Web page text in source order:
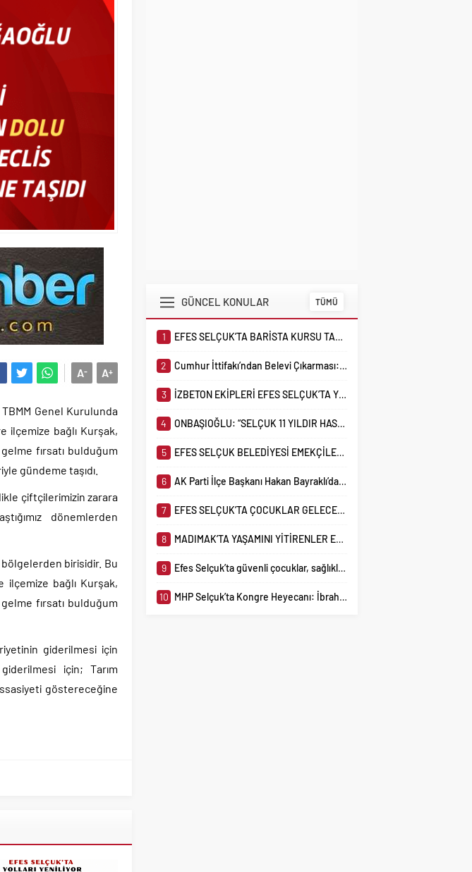
A+
A-
Genel Kurulunda
ilçemize bağlı Kurşak,
fırsatı bulduğum
gündeme taşıdı.
çiftçilerimizin zarara
dönemlerden
bölgelerden birisidir. Bu
bağlı Kurşak,
fırsatı bulduğum
giderilmesi için
için; Tarım
göstereceğine
GÜNCEL KONULAR TÜMÜ
1 EFES SELÇUK’TA BARİSTA KURSU TAMAMLANDI, YAZ KURSLARI YOĞUN İLGİYLE DEVAM
2 Cumhur İttifakı’ndan Belevi Çıkarması: “Bu Kış Doğalgaz Geliyor”
3 İZBETON EKİPLERİ EFES SELÇUK’TA YOLLARI YENİLİYOR
4 ONBAŞIOĞLU: “SELÇUK 11 YILDIR HASTANE BEKLİYOR, İKTİDAR HÂLÂ BAHANE ÜRETİYOR”
5 EFES SELÇUK BELEDİYESİ EMEKÇİLERİNE ENGELLİ HAKLARI EĞİTİMİ
6 AK Parti İlçe Başkanı Hakan Bayraklı’dan Başkan Sengel’e Sert Yanıt
7 EFES SELÇUK’TA ÇOCUKLAR GELECEĞİ KODLUYOR
8 MADIMAK’TA YAŞAMINI YİTİRENLER EFES SELÇUK’TA SAYGIYLA ANILDI
9 Efes Selçuk’ta güvenli çocuklar, sağlıklı kadınlar için atölyeler sürüyor
10 MHP Selçuk’ta Kongre Heyecanı: İbrahim Çerçioğlu Tek Aday Olarak Seçime Gidiyor